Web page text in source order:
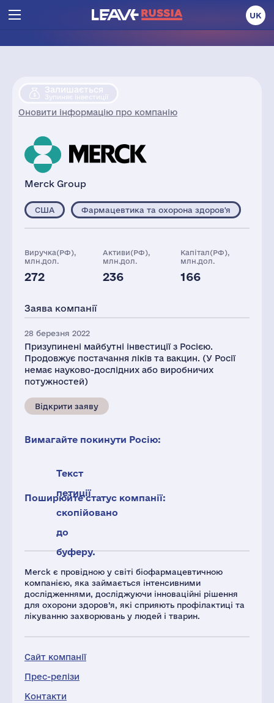
UK
Залишається
Зупиняє інвестиції
Оновити інформацію про компанію
Merck Group
Merck є провідною у світі біофармацевтичною
компанією, яка займається інтенсивними
дослідженнями, досліджуючи інноваційні рішення
для охорони здоров’я, які сприяють профілактиці та
лікуванню захворювань у людей і тварин.
Сайт компанії
Прес-релізи
Контакти
США Фармацевтика та охорона здоров'я
Виручка(РФ),
млн.дол.
272
Активи(РФ),
млн.дол.
236
Капітал(РФ),
млн.дол.
166
59283
Заява компанії
28 березня 2022
Призупинені майбутні інвестиції з Росією.
Продовжує постачання ліків та вакцин. (У Росії
немає науково-дослідних або виробничих
потужностей)
Відкрити заяву
Вимагайте покинути Росію:
Текст
петиції
скопійовано
до
буферу.
Поширюйте статус компанії: